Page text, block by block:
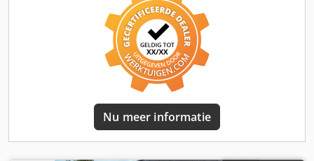
geluidsisolatie, koelwaterverwarmer, Besturingseenheid:
Comap AMF8, netvoeding Afmetingen: 2430x1030x1260
mm Gewicht: ca. 1166kg Dieseltank: 125 L. Credpfx
Asmdqw Eepcof Netwerkbewaking, netwerkfeed-in,
geluiddicht Klaar voor onmiddellijk gebruik. bijkomende
kosten 100A automatische schakelaar: € 620 Verzending: -
Wereldwijd transport inclusief lossen is mogelijk tegen
meerprijs - Om een ​​exacte vrachtprijs te kunnen geven,
verzoeken wij u ons een aanvraag te sturen met uw
gegevens en uw volledige adres
Nu meer informatie